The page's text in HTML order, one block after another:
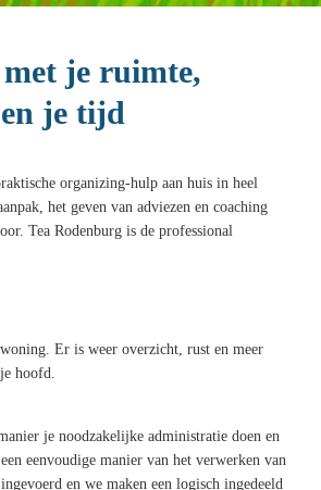
je ruimte,
je tijd
organizing-hulp aan huis in heel
het geven van adviezen en coaching
Tea Rodenburg is de professional
Er is weer overzicht, rust en meer
hoofd.
je noodzakelijke administratie doen en
eenvoudige manier van het verwerken van
en we maken een logisch ingedeeld